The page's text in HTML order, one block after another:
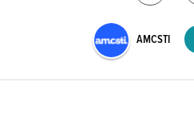
AMCSTI